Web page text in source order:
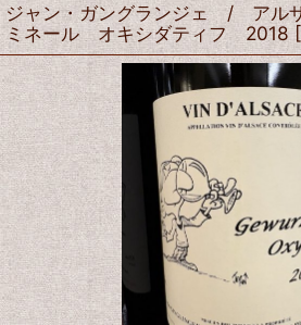
ジャン・ガングランジェ / アル
ミネール オキシダティフ 2018 [